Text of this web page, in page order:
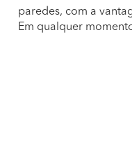
paredes, com a
Em qualquer